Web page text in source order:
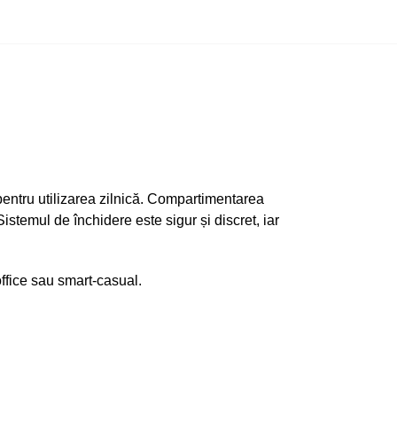
utilizarea zilnică. Compartimentarea
de închidere este sigur și discret, iar
sau smart-casual.